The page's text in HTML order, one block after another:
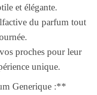
et élégante.
du parfum tout
proches pour leur
unique.
Generique :**